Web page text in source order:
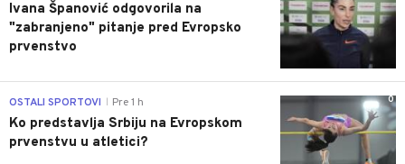
Ivana Španović odgovorila na
"zabranjeno" pitanje pred Evropsko
prvenstvo
0
OSTALI SPORTOVI Pre 1 h
Ko predstavlja Srbiju na Evropskom
prvenstvu u atletici?